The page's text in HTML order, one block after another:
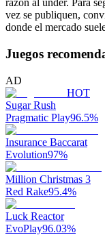
razón al under. Para
vez se publiquen,
donde el mercado
Juegos
AD
HOT
Sugar Rush
Pragmatic Play96.5%
Insurance Baccarat
Evolution97%
Million Christmas 3
Red Rake95.4%
Luck Reactor
EvoPlay96.03%